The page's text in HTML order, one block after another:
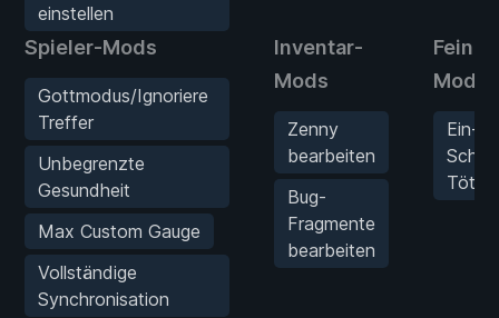
einstellen
Spieler-Mods
Gottmodus/Ignoriere
Treffer
Unbegrenzte
Gesundheit
Max Custom Gauge
Vollständige
Synchronisation
Inventar-
Mods
Zenny
bearbeiten
Bug-
Fragmente
bearbeiten
Mods
Ein-